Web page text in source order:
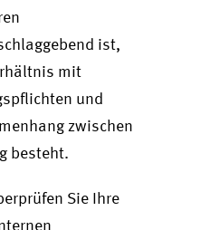
ist,
mit
und
zwischen
besteht.
Sie Ihre